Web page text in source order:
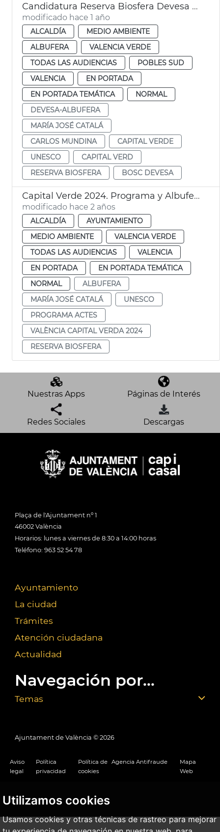
Utilizamos cookies
Usamos cookies y otras técnicas de rastreo para mejorar
Candidatura Reserva Biosfera Devesa Albufera
modificado hace 1 año
ALCALDÍA
MEDIO AMBIENTE
ALBUFERA
VALENCIA VERDE
TODAS LAS AUDIENCIAS
POBLES SUD
VALENCIA
EN PORTADA
EN PORTADA TEMÁTICA
NORMAL
DEVESA-ALBUFERA
MARÍA JOSÉ CATALÁ
CARLOS MUNDINA
CAPITAL VERDE
UNESCO
CAPITAL VERD
RESERVA BIOSFERA
BOSC DEVESA
Capital Verde 2024. Programa y Albufera
modificado hace 2 años
ALCALDÍA
AYUNTAMIENTO
MEDIO AMBIENTE
VALENCIA VERDE
TODAS LAS AUDIENCIAS
VALENCIA
EN PORTADA
EN PORTADA TEMÁTICA
NORMAL
ALBUFERA
MARÍA JOSÉ CATALÁ
UNESCO
PROGRAMA ACTES
VALÈNCIA CAPITAL VERDA 2024
RESERVA BIOSFERA
Nuestras Apps Páginas de Interés
Redes Sociales Descargas
Plaça de l'Ajuntament nº 1
46002 València
Horarios: lunes a viernes de 8:30 a 14:00 horas
Teléfono: 963 52 54 78
Ayuntamiento
La ciudad
Trámites
Atención ciudadana
Actualidad
Navegación por...
Temas
Ajuntament de València © 2026
Aviso
legal
Política
privacidad
Política de
cookies
Agencia Antifraude
Mapa
Web